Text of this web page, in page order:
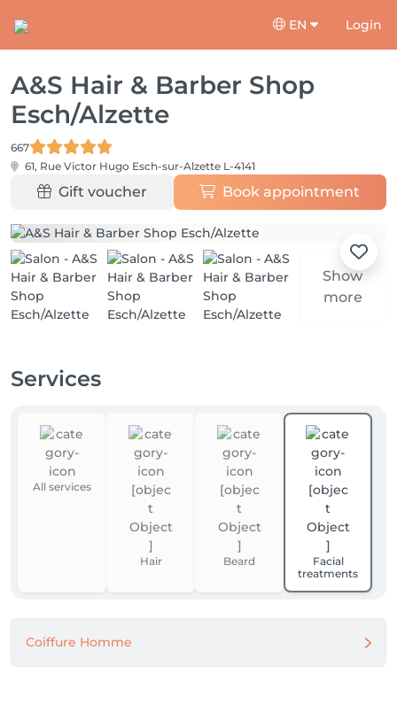
EN Login
A&S Hair & Barber Shop
Esch/Alzette
667
61, Rue Victor Hugo Esch-sur-Alzette L-4141
Gift voucher Book appointment
Show
more
Services
All services
Hair Beard
Facial
treatments
Coiffure Homme